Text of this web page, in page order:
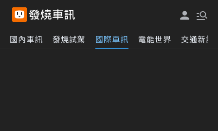
國內車訊 發燒試駕 國際車訊 電能世界 交通新訊